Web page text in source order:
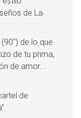
de La
de lo que
de tu prima,
de amor...
de